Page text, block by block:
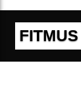
FITMUS